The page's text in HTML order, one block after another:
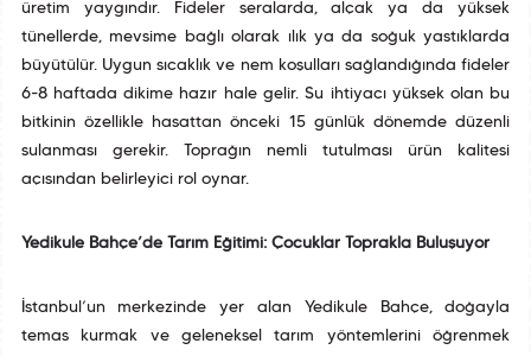
üretim yaygındır. Fideler seralarda, alçak ya da yüksek
tünellerde, mevsime bağlı olarak ılık ya da soğuk yastıklarda
büyütülür. Uygun sıcaklık ve nem koşulları sağlandığında fideler
6-8 haftada dikime hazır hale gelir. Su ihtiyacı yüksek olan bu
bitkinin özellikle hasattan önceki 15 günlük dönemde düzenli
sulanması gerekir. Toprağın nemli tutulması ürün kalitesi
açısından belirleyici rol oynar.
Yedikule Bahçe’de Tarım Eğitimi: Çocuklar Toprakla Buluşuyor
İstanbul’un merkezinde yer alan Yedikule Bahçe, doğayla
temas kurmak ve geleneksel tarım yöntemlerini öğrenmek